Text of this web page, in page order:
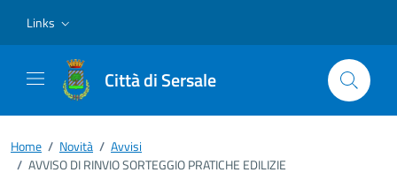
Links
Città di Sersale
Home / Novità / Avvisi
/ AVVISO DI RINVIO SORTEGGIO PRATICHE EDILIZIE